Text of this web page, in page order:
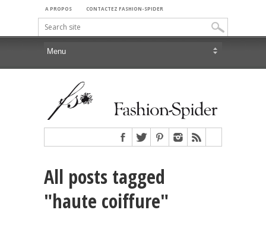
A PROPOS CONTACTEZ FASHION-SPIDER
All posts tagged
"haute coiffure"